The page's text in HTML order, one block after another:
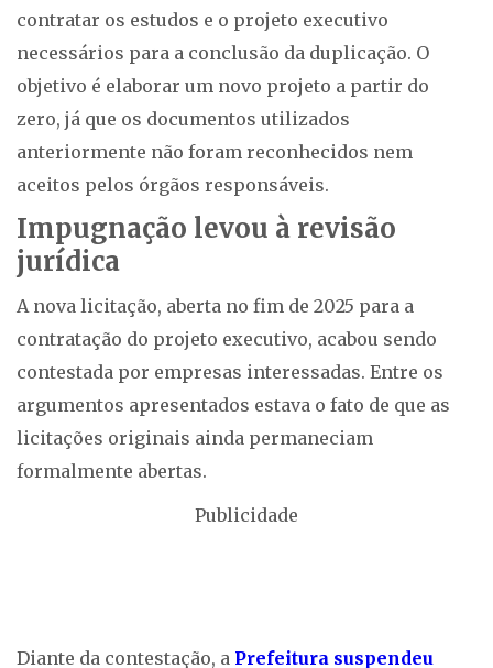
contratar os estudos e o projeto executivo
necessários para a conclusão da duplicação. O
objetivo é elaborar um novo projeto a partir do
zero, já que os documentos utilizados
anteriormente não foram reconhecidos nem
aceitos pelos órgãos responsáveis.
Impugnação levou à revisão
jurídica
A nova licitação, aberta no fim de 2025 para a
contratação do projeto executivo, acabou sendo
contestada por empresas interessadas. Entre os
argumentos apresentados estava o fato de que as
licitações originais ainda permaneciam
formalmente abertas.
Publicidade
Diante da contestação, a Prefeitura suspendeu